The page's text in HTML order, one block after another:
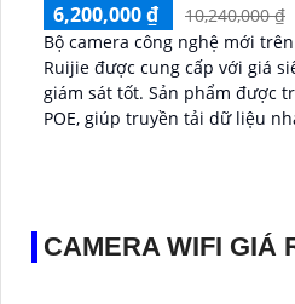
6,200,000 ₫
10,240,000 ₫
Bộ camera công nghệ mới
Ruijie được cung cấp với giá
giám sát tốt. Sản phẩm được trang bị công nghệ IP
POE, giúp truyền tải dữ liệu
CAMERA WIFI GIÁ